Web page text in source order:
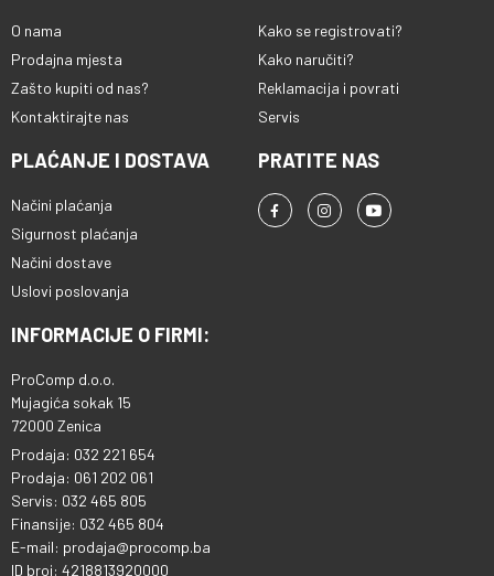
O nama
Prodajna mjesta
Zašto kupiti od nas?
Kontaktirajte nas
Kako se registrovati?
Kako naručiti?
Reklamacija i povrati
Servis
PLAĆANJE I DOSTAVA
Načini plaćanja
Sigurnost plaćanja
Načini dostave
Uslovi poslovanja
PRATITE NAS
INFORMACIJE O FIRMI:
ProComp d.o.o.
Mujagića sokak 15
72000 Zenica
Prodaja: 032 221 654
Prodaja: 061 202 061
Servis: 032 465 805
Finansije: 032 465 804
E-mail: prodaja@procomp.ba
ID broj: 4218813920000